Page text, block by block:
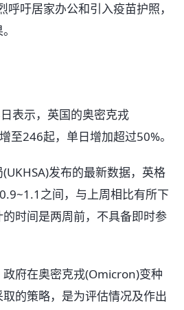
呼吁居家办公和引入疫苗护照，
表示，英国的奥密克戎
至246起，单日增加超过50%。
发布的最新数据，英格
之间，与上周相比有所下
时间是两周前，不具备即时参
府在奥密克戎(Omicron)变种
的策略，是为评估情况及作出